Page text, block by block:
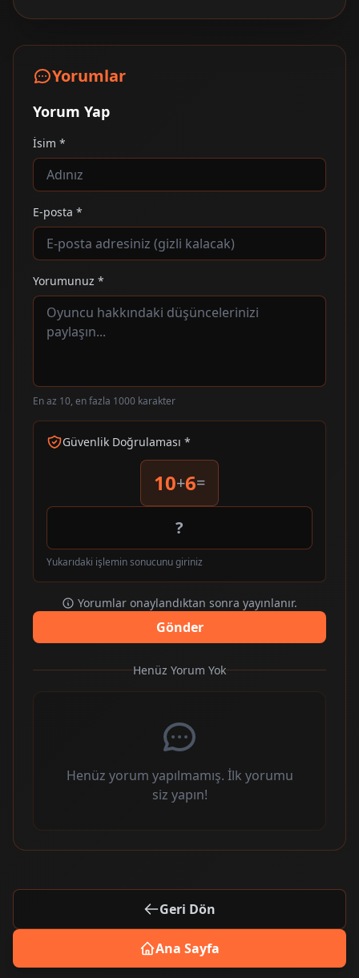
Yorumlar
Yorum Yap
İsim *
E-posta *
Yorumunuz *
En az 10, en fazla 1000 karakter
Güvenlik Doğrulaması *
10+6=
Yukarıdaki işlemin sonucunu giriniz
Yorumlar onaylandıktan sonra yayınlanır.
Gönder
Henüz Yorum Yok
Henüz yorum yapılmamış. İlk yorumu
siz yapın!
Geri Dön
Ana Sayfa